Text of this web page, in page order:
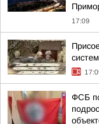
17:09
ФСБ